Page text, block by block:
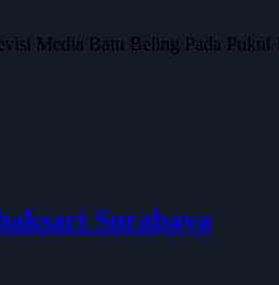
Media Batu Beling Pada
Surabaya